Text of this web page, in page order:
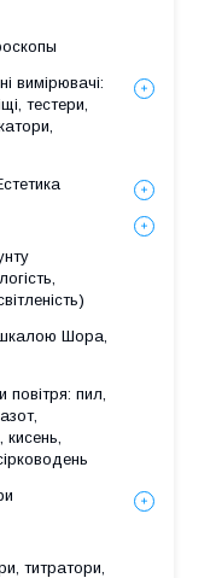
вимірювачі:
тестери,
Шора,
повітря: пил,
кисень,
титратори,